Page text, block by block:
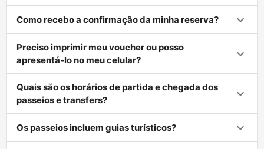
Como recebo a confirmação da minha reserva?
Preciso imprimir meu voucher ou posso
apresentá-lo no meu celular?
Quais são os horários de partida e chegada dos
passeios e transfers?
Os passeios incluem guias turísticos?